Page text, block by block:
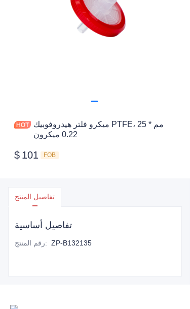
ميكرو فلتر هيدروفوبيك PTFE، 25 مم *
0.22 ميكرون
$ 101 FOB
تفاصيل المنتج
تفاصيل أساسية
رقم المنتج: ZP-B132135